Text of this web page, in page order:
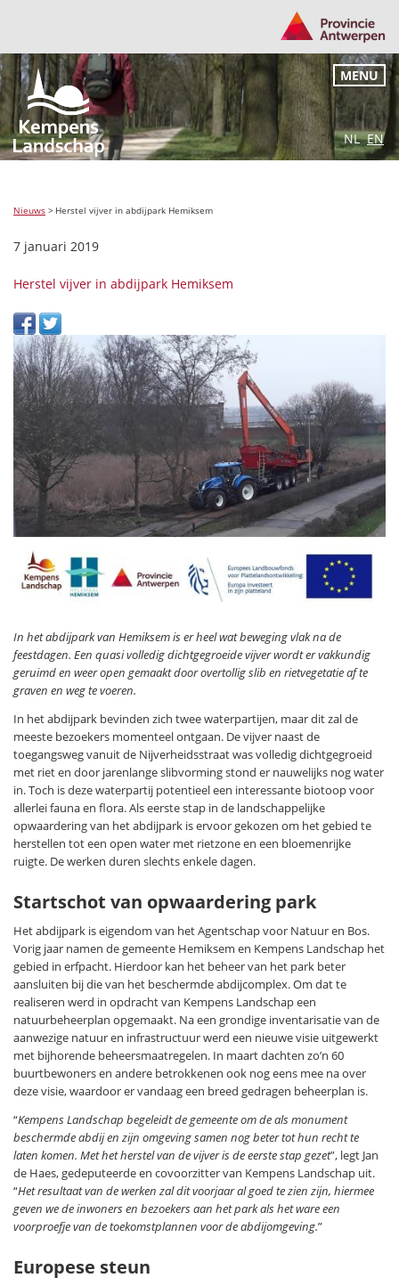
NL EN
MENU
Nieuws > Herstel vijver in abdijpark Hemiksem
7 januari 2019
Herstel vijver in abdijpark Hemiksem
In het abdijpark van Hemiksem is er heel wat beweging vlak na de
feestdagen. Een quasi volledig dichtgegroeide vijver wordt er vakkundig
geruimd en weer open gemaakt door overtollig slib en rietvegetatie af te
graven en weg te voeren.
In het abdijpark bevinden zich twee waterpartijen, maar dit zal de
meeste bezoekers momenteel ontgaan. De vijver naast de
toegangsweg vanuit de Nijverheidsstraat was volledig dichtgegroeid
met riet en door jarenlange slibvorming stond er nauwelijks nog water
in. Toch is deze waterpartij potentieel een interessante biotoop voor
allerlei fauna en flora. Als eerste stap in de landschappelijke
opwaardering van het abdijpark is ervoor gekozen om het gebied te
herstellen tot een open water met rietzone en een bloemenrijke
ruigte. De werken duren slechts enkele dagen.
Startschot van opwaardering park
Het abdijpark is eigendom van het Agentschap voor Natuur en Bos.
Vorig jaar namen de gemeente Hemiksem en Kempens Landschap het
gebied in erfpacht. Hierdoor kan het beheer van het park beter
aansluiten bij die van het beschermde abdijcomplex. Om dat te
realiseren werd in opdracht van Kempens Landschap een
natuurbeheerplan opgemaakt. Na een grondige inventarisatie van de
aanwezige natuur en infrastructuur werd een nieuwe visie uitgewerkt
met bijhorende beheersmaatregelen. In maart dachten zo’n 60
buurtbewoners en andere betrokkenen ook nog eens mee na over
deze visie, waardoor er vandaag een breed gedragen beheerplan is.
“Kempens Landschap begeleidt de gemeente om de als monument
beschermde abdij en zijn omgeving samen nog beter tot hun recht te
laten komen. Met het herstel van de vijver is de eerste stap gezet”, legt Jan
de Haes, gedeputeerde en covoorzitter van Kempens Landschap uit.
“Het resultaat van de werken zal dit voorjaar al goed te zien zijn, hiermee
geven we de inwoners en bezoekers aan het park als het ware een
voorproefje van de toekomstplannen voor de abdijomgeving.”
Europese steun